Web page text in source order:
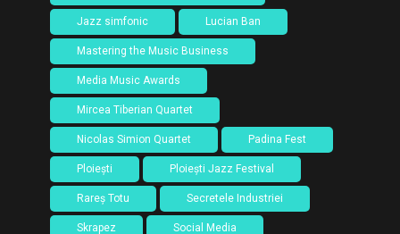
Jazz simfonic Lucian Ban
Mastering the Music Business
Media Music Awards
Mircea Tiberian Quartet
Nicolas Simion Quartet Padina Fest
Ploiești Ploiești Jazz Festival
Rareș Totu Secretele Industriei
Skrapez Social Media